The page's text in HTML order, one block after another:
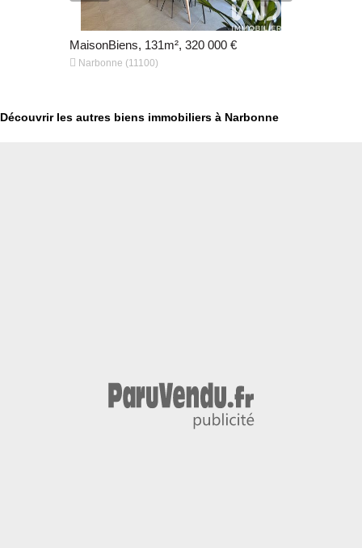
MaisonBiens, 131m², 320 000 €
 Narbonne (11100)
Découvrir les autres biens immobiliers à Narbonne